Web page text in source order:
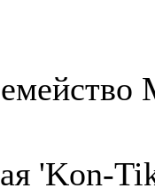
'Kon-